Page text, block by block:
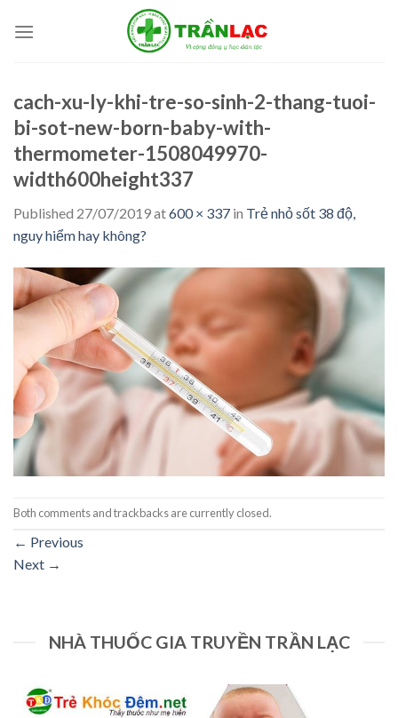
cach-xu-ly-khi-tre-so-sinh-2-thang-tuoi-
bi-sot-new-born-baby-with-
thermometer-1508049970-
width600height337
Published 27/07/2019at600 × 337 in Trẻ nhỏ sốt 38 độ,
nguy hiểm hay không?
Both comments and trackbacks are currently closed.
← Previous
Next →
NHÀ THUỐC GIA TRUYỀN TRẦN LẠC